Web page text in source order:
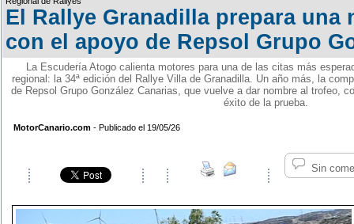
watch.is
El Rallye Granadilla prepara una
con el apoyo de Repsol Grupo
La Escudería Atogo calienta motores para una de las citas más
regional: la 34ª edición del Rallye Villa de Granadilla. Un año más, la
de Repsol Grupo González Canarias, que vuelve a dar nombre al trofeo,
éxito de la prueba.
MotorCanario.com - Publicado el 19/05/26
Sin